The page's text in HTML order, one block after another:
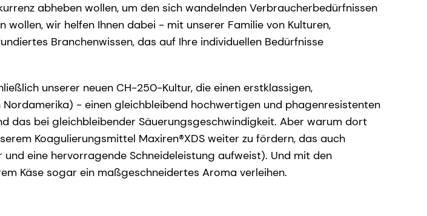
abheben wollen, um den sich wandelnden Verbraucherbedürfnissen
wir helfen Ihnen dabei - mit unserer Familie von Kulturen,
Branchenwissen, das auf Ihre individuellen Bedürfnisse
unserer neuen CH-250-Kultur, die einen erstklassigen,
- einen gleichbleibend hochwertigen und phagenresistenten
das bei gleichbleibender Säuerungsgeschwindigkeit. Aber warum dort
Koagulierungsmittel Maxiren®XDS weiter zu fördern, das auch
eine hervorragende Schneideleistung aufweist). Und mit den
Käse sogar ein maßgeschneidertes Aroma verleihen.